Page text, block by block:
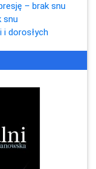
– brak snu
snu
i dorosłych